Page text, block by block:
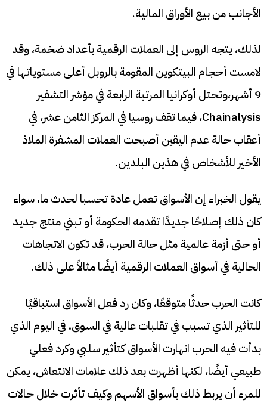
الأجانب من بيع الأوراق المالية.
لذلك، يتجه الروس إلى العملات الرقمية بأعداد ضخمة، وقد
لامست أحجام البيتكوين المقومة بالروبل أعلى مستوياتها في
9 أشهر،وتحتل أوكرانيا المرتبة الرابعة في مؤشر التشفير
Chainalysis، فيما تقف روسيا في المركز الثامن عشر، في
أعقاب حالة عدم اليقين أصبحت العملات المشفرة الملاذ
الأخير للأشخاص في هذين البلدين.
يقول الخبراء إن الأسواق تعمل عادة تحسبا لحدث ما، سواء
كان ذلك إصلاحًا جديدًا تقدمه الحكومة أو تبني منتج جديد
أو حتى أزمة عالمية مثل حالة الحرب، قد تكون الاتجاهات
الحالية في أسواق العملات الرقمية أيضًا مثالاً على ذلك.
كانت الحرب حدثًا متوقعًا، وكان رد فعل الأسواق استباقيًا
للتأثير الذي تسبب في تقلبات عالية في السوق، في اليوم الذي
بدأت فيه الحرب انهارت الأسواق كتأثير سلبي وكرد فعلي
طبيعي أيضًا، لكنها أظهرت بعد ذلك علامات الانتعاش، يمكن
للمرء أن يربط ذلك بأسواق الأسهم وكيف تأثرت خلال حالات